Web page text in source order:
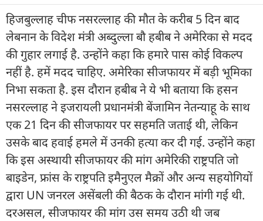
हिजबुल्लाह चीफ नसरल्लाह की मौत के करीब 5 दिन बाद
लेबनान के विदेश मंत्री अब्दुल्ला बौ हबीब ने अमेरिका से मदद
की गुहार लगाई है. उन्होंने कहा कि हमारे पास कोई विकल्प
नहीं है. हमें मदद चाहिए. अमेरिका सीजफायर में बड़ी भूमिका
निभा सकता है. इस दौरान हबीब ने ये भी बताया कि हसन
नसरल्लाह ने इजरायली प्रधानमंत्री बेंजामिन नेतन्याहू के साथ
एक 21 दिन की सीजफायर पर सहमति जताई थी, लेकिन
उसके बाद हवाई हमले में उनकी हत्या कर दी गई. उन्होंने कहा
कि इस अस्थायी सीजफायर की मांग अमेरिकी राष्ट्रपति जो
बाइडेन, फ्रांस के राष्ट्रपति इमैनुएल मैक्रों और अन्य सहयोगियों
द्वारा UN जनरल असेंबली की बैठक के दौरान मांगी गई थी.
दरअसल, सीजफायर की मांग उस समय उठी थी जब